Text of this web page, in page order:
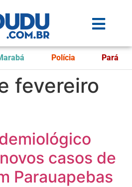
Polícia Pará
fevereiro
casos de
Parauapebas